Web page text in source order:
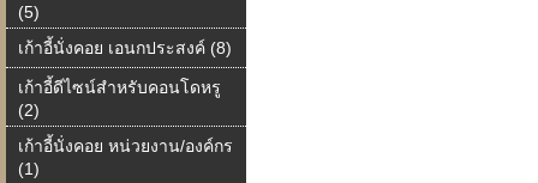
(5)
เก้าอี้นั่งคอย เอนกประสงค์ (8)
เก้าอี้ดีไซน์สำหรับคอนโดหรู
(2)
เก้าอี้นั่งคอย หน่วยงาน/องค์กร
(1)